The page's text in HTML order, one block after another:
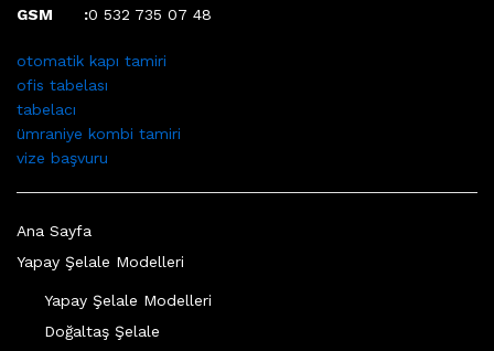
GSM :0 532 735 07 48
otomatik kapı tamiri
ofis tabelası
tabelacı
ümraniye kombi tamiri
vize başvuru
Ana Sayfa
Yapay Şelale Modelleri
Yapay Şelale Modelleri
Doğaltaş Şelale